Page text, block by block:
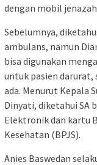
dengan mobil
Sebelumnya,
ambulans, namun
bisa digunakan
untuk pasien darurat,
ada. Menurut Kepala
Dinyati, diketahui SA
Elektronik dan kartu
Kesehatan (BPJS).
Anies Baswedan